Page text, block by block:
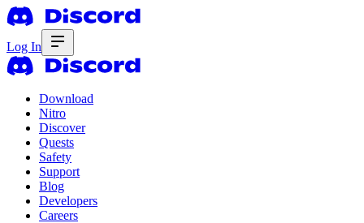
Log In
Download
Nitro
Discover
Quests
Safety
Support
Blog
Developers
Careers